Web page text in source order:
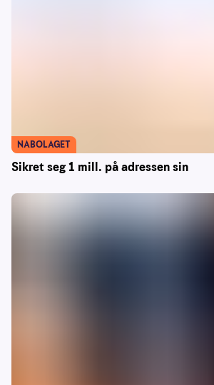
Sikret seg 1 mill. på adressen sin
NABOLAGET